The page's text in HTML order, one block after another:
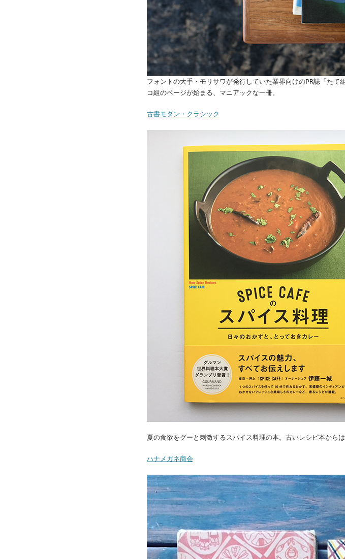
フォントの大手・モリサワが発行していた業界向けのPR誌「た
コ組のページが始まる、マニアックな一冊。
古書モダン・クラシック
夏の食欲をグーと刺激するスパイス料理の本。古いレシピ本から
ハナメガネ商会